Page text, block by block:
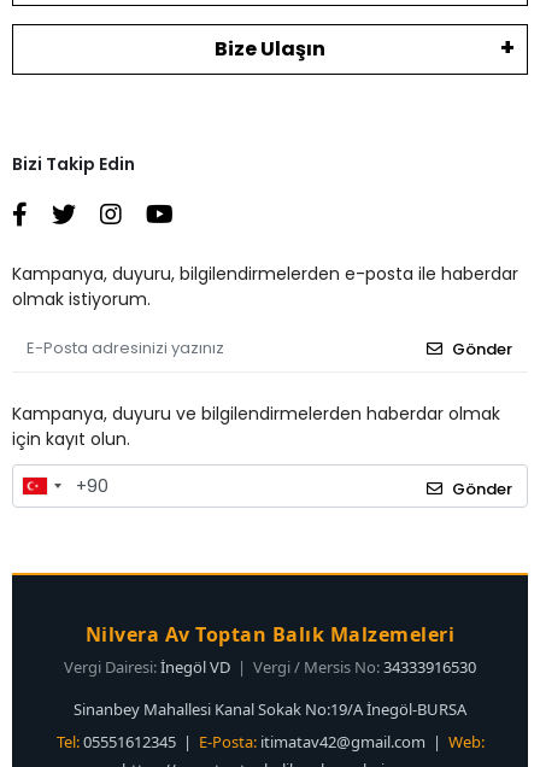
Bize Ulaşın
Bizi Takip Edin
Kampanya, duyuru, bilgilendirmelerden e-posta ile haberdar
olmak istiyorum.
Gönder
Kampanya, duyuru ve bilgilendirmelerden haberdar olmak
için kayıt olun.
Gönder
Nilvera Av Toptan Balık Malzemeleri
Vergi Dairesi:İnegöl VD | Vergi / Mersis No:34333916530
Sinanbey Mahallesi Kanal Sokak No:19/A İnegöl-BURSA
Tel:05551612345 | E-Posta: itimatav42@gmail.com | Web: